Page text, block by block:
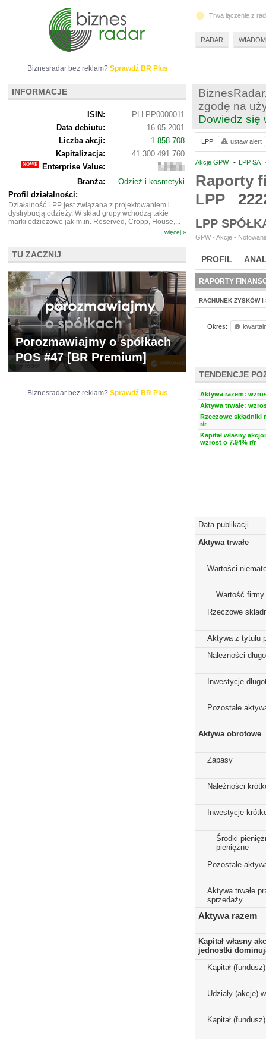
zgodę na
Dowiedz się
Akcje GPW • LPP SA
Raporty
LPP
LPP
GPW - Akcje -
PROFIL
WYCENA BR
RAPORTY
RACHUNEK ZYSKÓW I
Okres:
TENDENCJE
Aktywa razem:
Aktywa trwałe:
Rzeczowe składniki
r/r
Kapitał własny
wzrost o 7.94% r/r
Data publikacji
Aktywa trwałe
Wartości
Wartość firmy
Rzeczowe
Aktywa z tytułu
Należności
Inwestycje
Pozostałe
Aktywa obrotowe
Zapasy
Należności
Inwestycje
Środki
pieniężne
Pozostałe
Aktywa trwałe
sprzedaży
Aktywa razem
Kapitał własny
jednostki
Kapitał
Udziały (akcje)
Kapitał
LPP: ustaw alert
Biznesradar bez reklam? Sprawdź BR Plus
INFORMACJE
ISIN:
PLLPP0000011
Data debiutu:
16.05.2001
Liczba akcji:
1 858 708
Kapitalizacja:
41 300 491 760
Enterprise Value:
48
987
491
Branża:
Odzież i kosmetyki
Profil działalności:
Działalność LPP jest związana z projektowaniem i
dystrybucją odzieży. W skład grupy wchodzą takie
marki odzieżowe jak m.in. Reserved, Cropp, House,...
więcej »
TU ZACZNIJ
Porozmawiajmy o spółkach
POS #47 [BR Premium]
Biznesradar bez reklam? Sprawdź BR Plus
Trwa łączenie z
RADAR